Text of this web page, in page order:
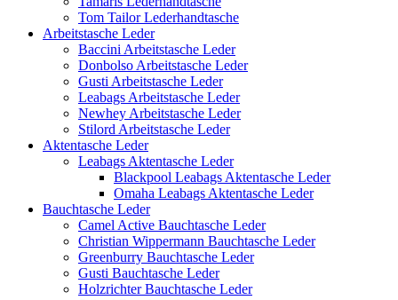
Tom Tailor Lederhandtasche
Arbeitstasche Leder
Baccini Arbeitstasche Leder
Donbolso Arbeitstasche Leder
Gusti Arbeitstasche Leder
Leabags Arbeitstasche Leder
Newhey Arbeitstasche Leder
Stilord Arbeitstasche Leder
Aktentasche Leder
Leabags Aktentasche Leder
Blackpool Leabags Aktentasche Leder
Omaha Leabags Aktentasche Leder
Bauchtasche Leder
Camel Active Bauchtasche Leder
Christian Wippermann Bauchtasche Leder
Greenburry Bauchtasche Leder
Gusti Bauchtasche Leder
Holzrichter Bauchtasche Leder